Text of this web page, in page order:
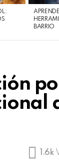
BARRIO
1.6k